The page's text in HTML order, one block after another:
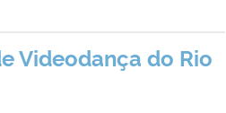
Videodança do Rio